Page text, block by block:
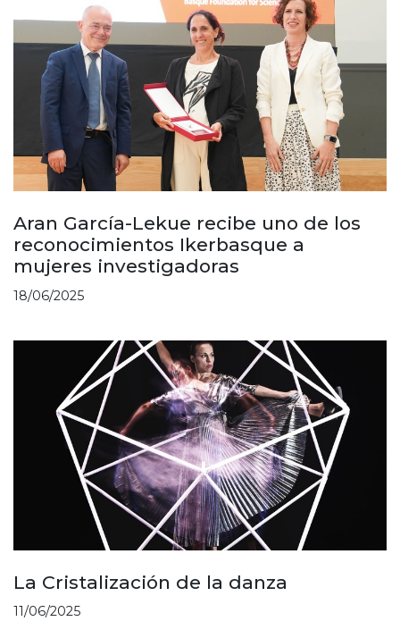
Aran García-Lekue recibe uno de los
reconocimientos Ikerbasque a
mujeres investigadoras
18/06/2025
La Cristalización de la danza
11/06/2025